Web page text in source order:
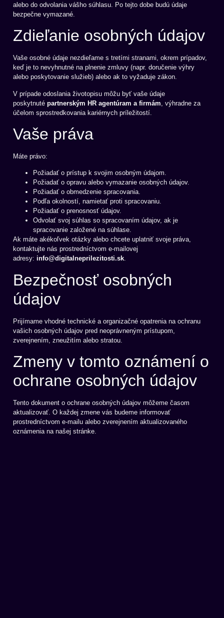
alebo do odvolania vášho súhlasu. Po tejto dobe budú údaje
bezpečne vymazané.
Zdieľanie osobných údajov
Vaše osobné údaje nezdieľame s tretími stranami, okrem prípadov,
keď je to nevyhnutné na plnenie zmluvy (napr. doručenie výhry
alebo poskytovanie služieb) alebo ak to vyžaduje zákon.
V prípade odoslania životopisu môžu byť vaše údaje
poskytnuté partnerským HR agentúram a firmám , výhradne za
účelom sprostredkovania kariérnych príležitostí.
Vaše práva
Máte právo:
Požiadať o prístup k svojim osobným údajom.
Požiadať o opravu alebo vymazanie osobných údajov.
Požiadať o obmedzenie spracovania.
Podľa okolností, namietať proti spracovaniu.
Požiadať o prenosnosť údajov.
Odvolať svoj súhlas so spracovaním údajov, ak je
spracovanie založené na súhlase.
Ak máte akékoľvek otázky alebo chcete uplatniť svoje práva,
kontaktujte nás prostredníctvom e-mailovej
adresy: info@digitalneprilezitosti.sk.
Bezpečnosť osobných
údajov
Prijímame vhodné technické a organizačné opatrenia na ochranu
vašich osobných údajov pred neoprávneným prístupom,
zverejnením, zneužitím alebo stratou.
Zmeny v tomto oznámení o
ochrane osobných údajov
Tento dokument o ochrane osobných údajov môžeme časom
aktualizovať. O každej zmene vás budeme informovať
prostredníctvom e-mailu alebo zverejnením aktualizovaného
oznámenia na našej stránke.